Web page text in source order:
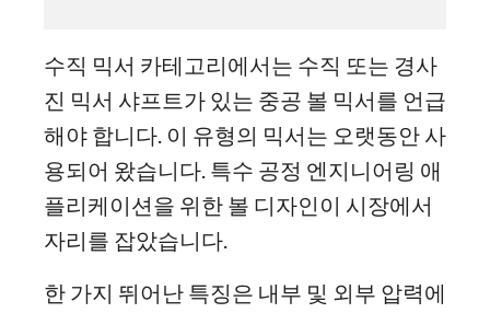
수직 믹서 카테고리에서는 수직 또는 경사
진 믹서 샤프트가 있는 중공 볼 믹서를 언급
해야 합니다. 이 유형의 믹서는 오랫동안 사
용되어 왔습니다. 특수 공정 엔지니어링 애
플리케이션을 위한 볼 디자인이 시장에서
자리를 잡았습니다.
한 가지 뛰어난 특징은 내부 및 외부 압력에